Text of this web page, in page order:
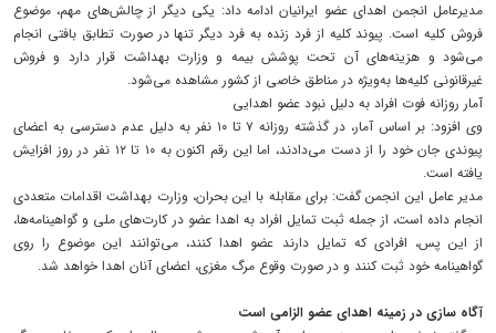
مدیرعامل انجمن اهدای عضو ایرانیان ادامه داد: یکی دیگر از چالش‌های مهم، موضوع
فروش کلیه است. پیوند کلیه از فرد زنده به فرد دیگر تنها در صورت تطابق بافتی انجام
می‌شود و هزینه‌های آن تحت پوشش بیمه و وزارت بهداشت قرار دارد و فروش
غیرقانونی کلیه‌ها به‌ویژه در مناطق خاصی از کشور مشاهده می‌شود.
آمار روزانه فوت افراد به دلیل نبود عضو اهدایی
وی افزود: بر اساس آمار، در گذشته روزانه ۷ تا ۱۰ نفر به دلیل عدم دسترسی به اعضای
پیوندی جان خود را از دست می‌دادند، اما این رقم اکنون به ۱۰ تا ۱۲ نفر در روز افزایش
یافته است.
مدیر عامل این انجمن گفت: برای مقابله با این بحران، وزارت بهداشت اقدامات متعددی
انجام داده است، از جمله ثبت تمایل افراد به اهدا عضو در کارت‌های ملی و گواهینامه‌ها،
از این پس، افرادی که تمایل دارند عضو اهدا کنند، می‌توانند این موضوع را روی
گواهینامه خود ثبت کنند و در صورت وقوع مرگ مغزی، اعضای آنان اهدا خواهد شد.
آگاه سازی در زمینه اهدای عضو الزامی است